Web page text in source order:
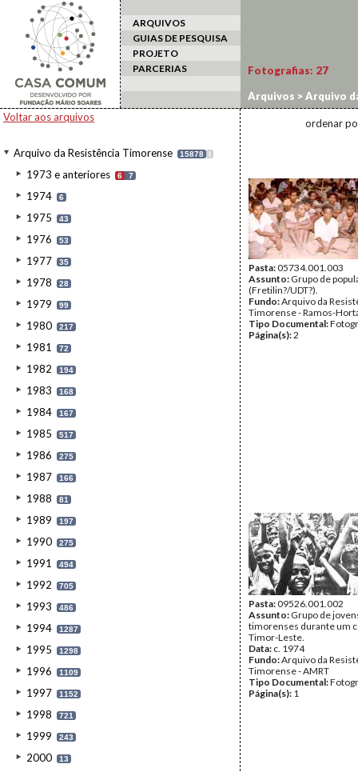
ARQUIVOS
GUIAS DE PESQUISA
PROJETO
PARCERIAS
Voltar aos arquivos
Arquivo da Resistência Timorense 15878 I
1973 e anteriores 6 7
1974 6
1975 43
1976 53
1977 35
1978 28
1979 99
1980 217
1981 72
1982 194
1983 168
1984 167
1985 517
1986 275
1987 166
1988 81
1989 197
1990 275
1991 494
1992 705
1993 486
1994 1287
1995 1298
1996 1109
1997 1152
1998 721
1999 243
2000 13
Fotografias: 27
Arquivos >Arquivo
Golpe/Contra-golpe
ordenar
Pasta:05734.001.003
Assunto: Grupo de
(Fretilin?/UDT?).
Fundo:Arquivo da
Timorense - Ramos-
Tipo Documental:
Página(s):2
Pasta:09526.001.002
Assunto: Grupo de
timorenses durante um
Timor-Leste.
Data: c. 1974
Fundo:Arquivo da
Timorense - AMRT
Tipo Documental:
Página(s): 1